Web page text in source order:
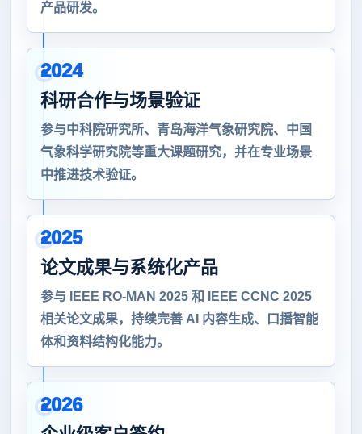
产品研发。
2024
科研合作与场景验证
参与中科院研究所、青岛海洋气象研究院、中国
气象科学研究院等重大课题研究，并在专业场景
中推进技术验证。
2025
论文成果与系统化产品
参与 IEEE RO-MAN 2025 和 IEEE CCNC 2025
相关论文成果，持续完善 AI 内容生成、口播智能
体和资料结构化能力。
2026